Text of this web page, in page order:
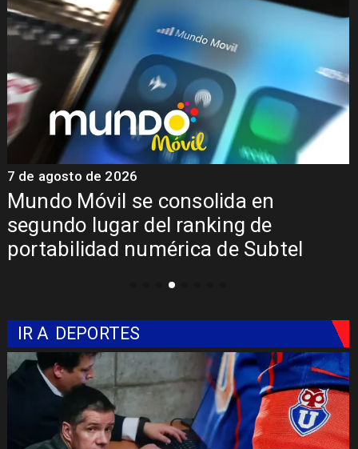
Mundo Móvil se consolida en
segundo lugar del ranking de
portabilidad numérica de Subtel
7 de agosto de 2026
IR A DEPORTES